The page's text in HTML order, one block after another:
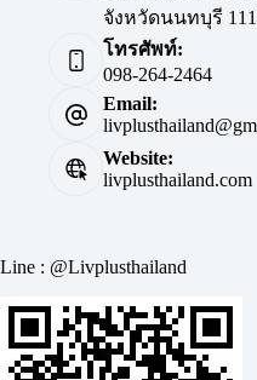
จังหวัดนนทบุรี
โทรศัพท์:
098-264-2464
Email:
Website:
livplusthailand.com
Line : @Livplusthailand